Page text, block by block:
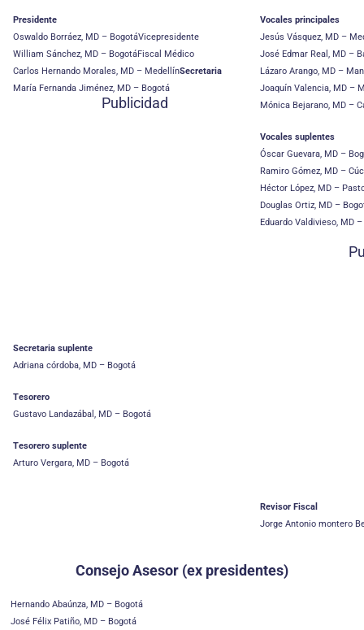
Presidente
Oswaldo Borráez, MD – BogotáVicepresidente
William Sánchez, MD – BogotáFiscal Médico
Carlos Hernando Morales, MD – MedellínSecretaria
María Fernanda Jiménez, MD – Bogotá
Publicidad
Secretaria suplente
Adriana córdoba, MD – Bogotá
Tesorero
Gustavo Landazábal, MD – Bogotá
Tesorero suplente
Arturo Vergara, MD – Bogotá
Vocales principales
Jesús Vásquez, MD –
José Edmar Real, MD –
Lázaro Arango, MD –
Joaquín Valencia, MD –
Mónica Bejarano, MD –
Vocales suplentes
Óscar Guevara, MD –
Ramiro Gómez, MD –
Héctor López, MD –
Douglas Ortiz, MD –
Eduardo Valdivieso, MD
Revisor Fiscal
Jorge Antonio montero
Consejo Asesor (ex presidentes)
Hernando Abaúnza, MD – Bogotá
José Félix Patiño, MD – Bogotá